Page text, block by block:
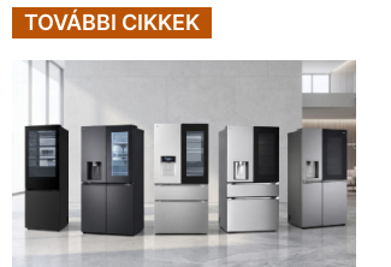
TOVÁBBI CIKKEK